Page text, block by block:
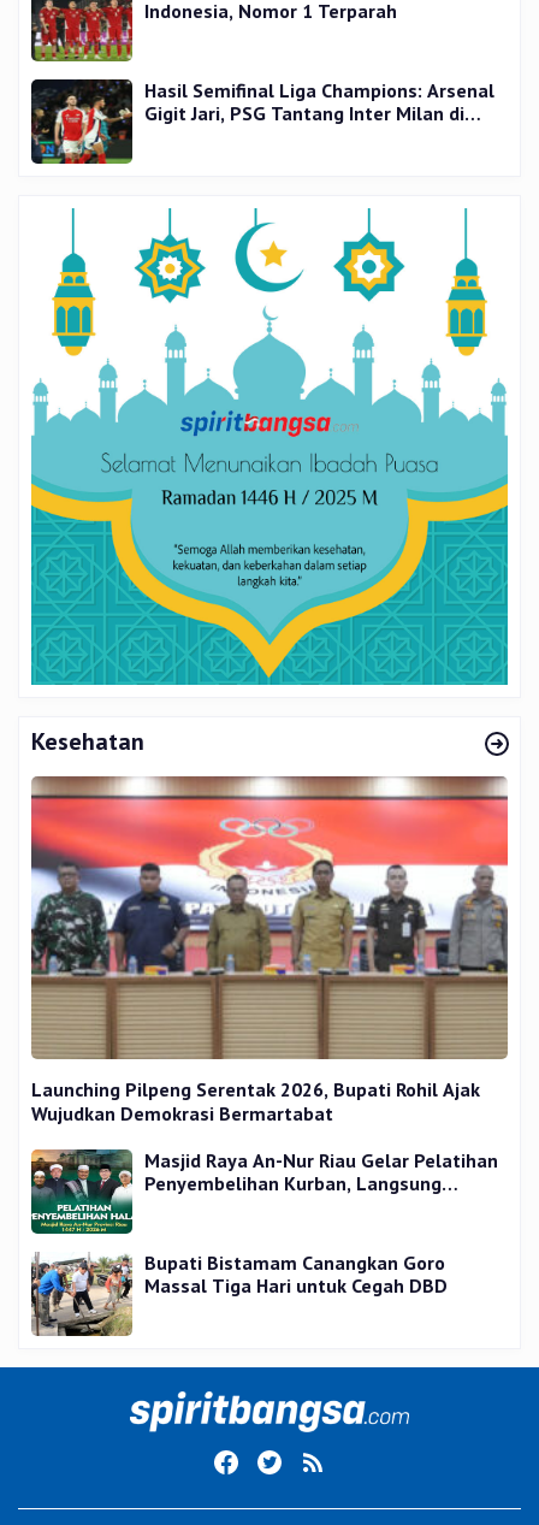
Indonesia, Nomor 1 Terparah
Hasil Semifinal Liga Champions: Arsenal
Gigit Jari, PSG Tantang Inter Milan di
Kesehatan
Launching Pilpeng Serentak 2026, Bupati Rohil Ajak
Wujudkan Demokrasi Bermartabat
Masjid Raya An-Nur Riau Gelar Pelatihan
Penyembelihan Kurban, Langsung
Bupati Bistamam Canangkan Goro
Massal Tiga Hari untuk Cegah DBD